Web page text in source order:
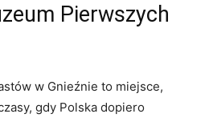
Pierwszych
w Gnieźnie‍ to miejsce,
gdy⁢ Polska dopiero